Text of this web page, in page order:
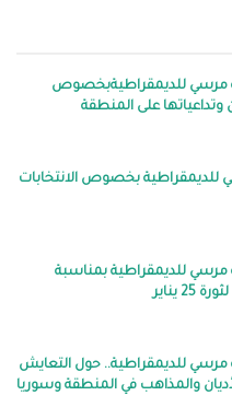
مرسي للديمقراطيةبخصوص
وتداعياتها على المنطقة
بخصوص الانتخابات
للديمقراطية بمناسبة
يناير
للديمقراطية.. حول التعايش
والمذاهب في المنطقة وسوريا